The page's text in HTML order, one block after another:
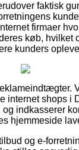
faktisk
firmaer
køb, hvilket
kunders
internet shops i
indkasserer
hjemmeside
og e-